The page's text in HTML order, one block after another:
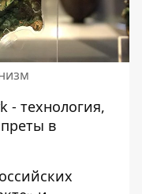
- технология,
в